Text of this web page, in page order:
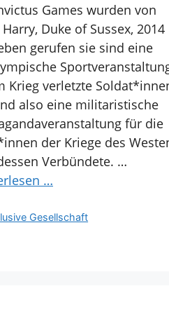
Games wurden von
Duke of Sussex, 2014
gerufen sie sind eine
Krieg verletzte
also eine militaristische
für die
der Kriege des
Verbündete. …
…
Gesellschaft